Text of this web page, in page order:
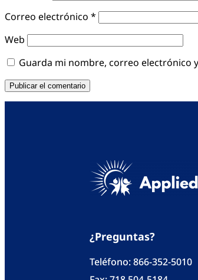
Correo electrónico *
Web
Guarda mi nombre, correo electrónico
¿Preguntas?
Teléfono:866-352-5010